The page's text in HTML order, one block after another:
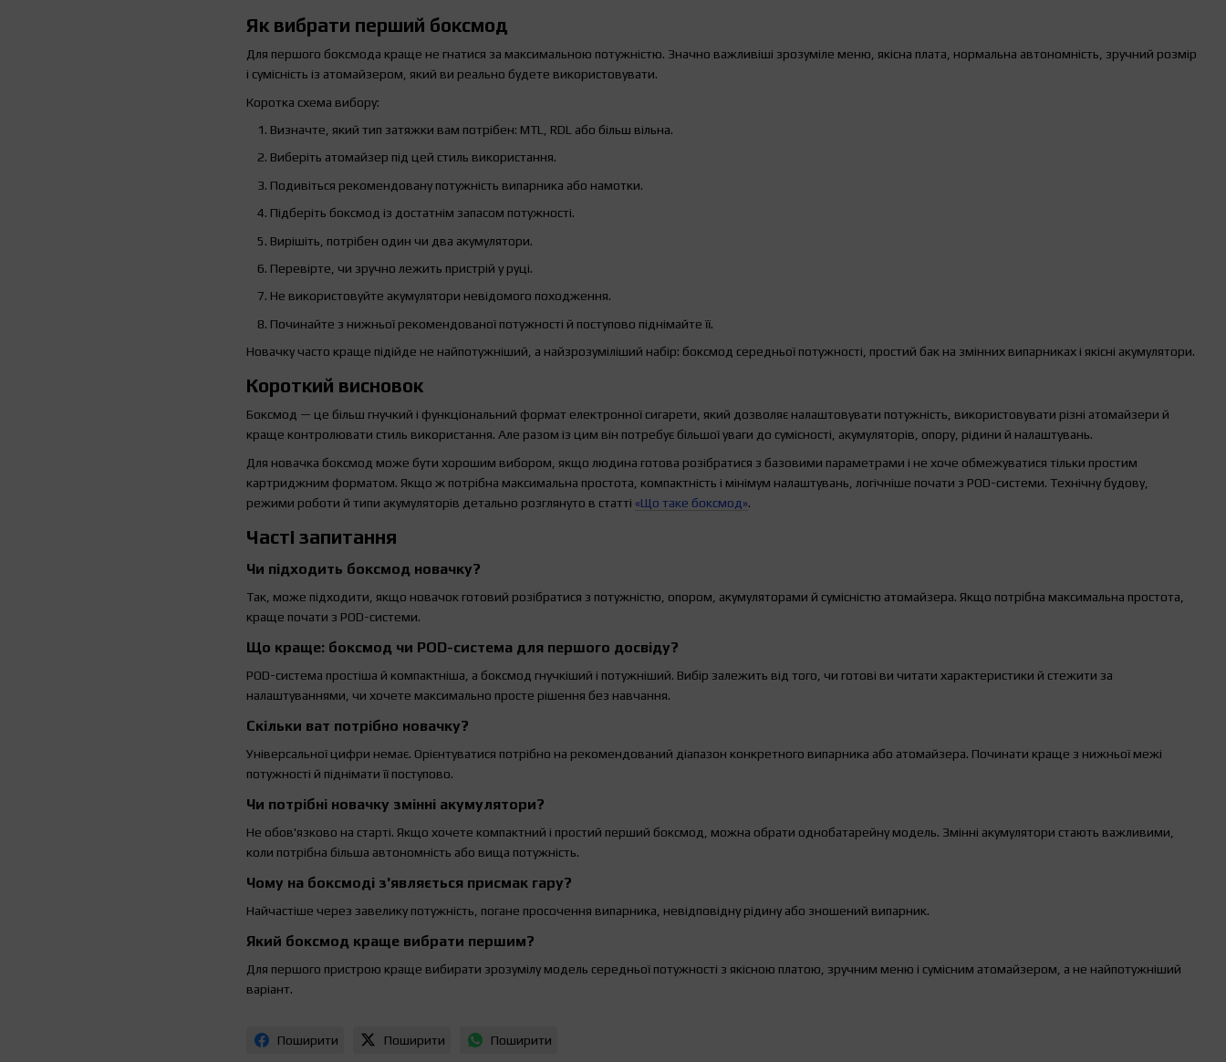
Як вибрати перший боксмод
Для першого боксмода краще не гнатися за максимальною потужністю. Значно важливіші зрозуміле меню, якісна плата, нормальна автономність, зручний розмір
і сумісність із атомайзером, який ви реально будете використовувати.
Коротка схема вибору:
Визначте, який тип затяжки вам потрібен: MTL, RDL або більш вільна.
Виберіть атомайзер під цей стиль використання.
Подивіться рекомендовану потужність випарника або намотки.
Підберіть боксмод із достатнім запасом потужності.
Вирішіть, потрібен один чи два акумулятори.
Перевірте, чи зручно лежить пристрій у руці.
Не використовуйте акумулятори невідомого походження.
Починайте з нижньої рекомендованої потужності й поступово піднімайте її.
Новачку часто краще підійде не найпотужніший, а найзрозуміліший набір: боксмод середньої потужності, простий бак на змінних випарниках і якісні акумулятори.
Короткий висновок
Боксмод — це більш гнучкий і функціональний формат електронної сигарети, який дозволяє налаштовувати потужність, використовувати різні атомайзери й
краще контролювати стиль використання. Але разом із цим він потребує більшої уваги до сумісності, акумуляторів, опору, рідини й налаштувань.
Для новачка боксмод може бути хорошим вибором, якщо людина готова розібратися з базовими параметрами і не хоче обмежуватися тільки простим
картриджним форматом. Якщо ж потрібна максимальна простота, компактність і мінімум налаштувань, логічніше почати з POD-системи. Технічну будову,
режими роботи й типи акумуляторів детально розглянуто в статті «Що таке боксмод».
Часті запитання
Чи підходить боксмод новачку?
Так, може підходити, якщо новачок готовий розібратися з потужністю, опором, акумуляторами й сумісністю атомайзера. Якщо потрібна максимальна простота,
краще почати з POD-системи.
Що краще: боксмод чи POD-система для першого досвіду?
POD-система простіша й компактніша, а боксмод гнучкіший і потужніший. Вибір залежить від того, чи готові ви читати характеристики й стежити за
налаштуваннями, чи хочете максимально просте рішення без навчання.
Скільки ват потрібно новачку?
Універсальної цифри немає. Орієнтуватися потрібно на рекомендований діапазон конкретного випарника або атомайзера. Починати краще з нижньої межі
потужності й піднімати її поступово.
Чи потрібні новачку змінні акумулятори?
Не обов'язково на старті. Якщо хочете компактний і простий перший боксмод, можна обрати однобатарейну модель. Змінні акумулятори стають важливими,
коли потрібна більша автономність або вища потужність.
Чому на боксмоді з'являється присмак гару?
Найчастіше через завелику потужність, погане просочення випарника, невідповідну рідину або зношений випарник.
Який боксмод краще вибрати першим?
Для першого пристрою краще вибирати зрозумілу модель середньої потужності з якісною платою, зручним меню і сумісним атомайзером, а не найпотужніший
варіант.
Поширити Поширити Поширити